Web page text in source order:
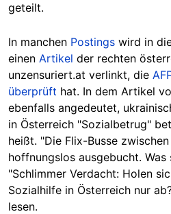
geteilt.
In manchen Postings wird in
einen Artikel der rechten
unzensuriert.at verlinkt, die
überprüft hat. In dem Artikel
ebenfalls angedeutet,
in Österreich "Sozialbetrug"
heißt. "Die Flix-Busse
hoffnungslos ausgebucht.
"Schlimmer Verdacht: Holen
Sozialhilfe in Österreich nur
lesen.